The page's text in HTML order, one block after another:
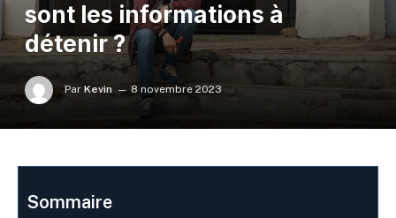
sont les informations à
détenir ?
Par Kevin 8 novembre 2023
Sommaire